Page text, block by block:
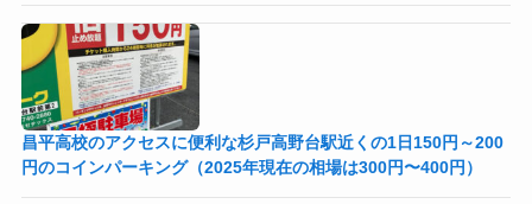
昌平高校のアクセスに便利な杉戸高野台駅近くの1日150円～200
円のコインパーキング（2025年現在の相場は300円〜400円）